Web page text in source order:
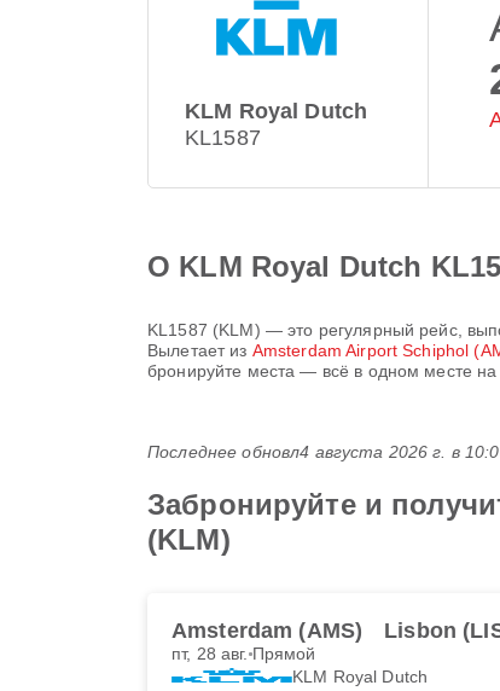
KLM Royal Dutch
KL1587
О KLM Royal Dutch
KL1587 (KLM) — это регулярный рейс,
Вылетает из Amsterdam Airport Schiphol
бронируйте места — всё в одном месте на
Последнее обновл4 августа 2026 г. в
Забронируйте и
(KLM)
Amsterdam (AMS) Lisbon
пт, 28 авг. Прямой
KLM Royal Dutch